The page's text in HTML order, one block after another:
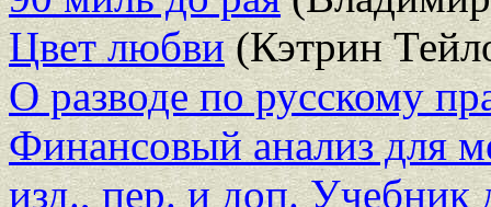
Цвет любви(Кэтрин
О разводе по русскому
Финансовый анализ для
изд., пер. и доп. Учебник